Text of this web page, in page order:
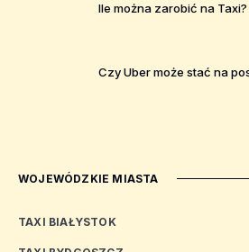
Ile można zarobić na Taxi?
Czy Uber może stać na
WOJEWÓDZKIE MIASTA
TAXI BIAŁYSTOK